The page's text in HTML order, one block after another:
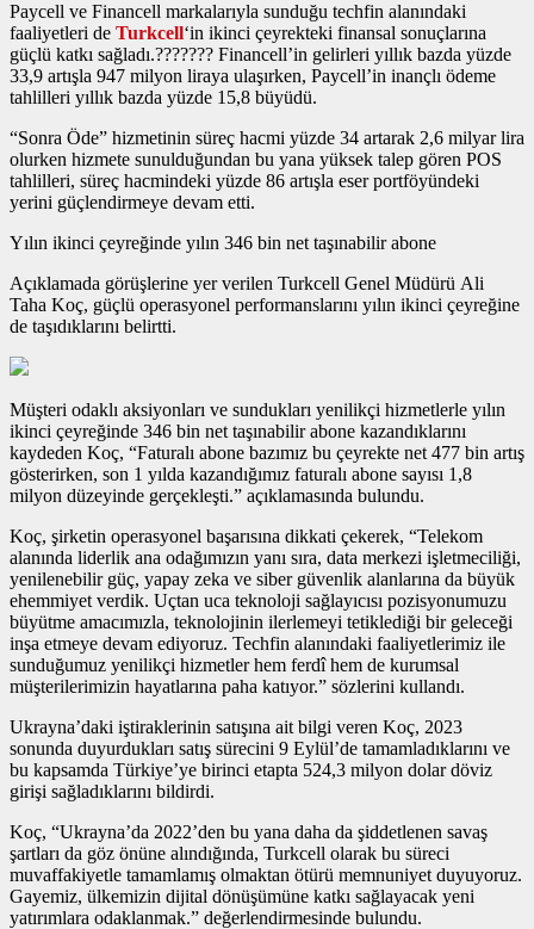
Paycell ve Financell markalarıyla sunduğu techfin alanındaki
faaliyetleri de Turkcell‘in ikinci çeyrekteki finansal sonuçlarına
güçlü katkı sağladı.??????? Financell’in gelirleri yıllık bazda yüzde
33,9 artışla 947 milyon liraya ulaşırken, Paycell’in inançlı ödeme
tahlilleri yıllık bazda yüzde 15,8 büyüdü.
“Sonra Öde” hizmetinin süreç hacmi yüzde 34 artarak 2,6 milyar lira
olurken hizmete sunulduğundan bu yana yüksek talep gören POS
tahlilleri, süreç hacmindeki yüzde 86 artışla eser portföyündeki
yerini güçlendirmeye devam etti.
Yılın ikinci çeyreğinde yılın 346 bin net taşınabilir abone
Açıklamada görüşlerine yer verilen Turkcell Genel Müdürü Ali
Taha Koç, güçlü operasyonel performanslarını yılın ikinci çeyreğine
de taşıdıklarını belirtti.
Müşteri odaklı aksiyonları ve sundukları yenilikçi hizmetlerle yılın
ikinci çeyreğinde 346 bin net taşınabilir abone kazandıklarını
kaydeden Koç, “Faturalı abone bazımız bu çeyrekte net 477 bin artış
gösterirken, son 1 yılda kazandığımız faturalı abone sayısı 1,8
milyon düzeyinde gerçekleşti.” açıklamasında bulundu.
Koç, şirketin operasyonel başarısına dikkati çekerek, “Telekom
alanında liderlik ana odağımızın yanı sıra, data merkezi işletmeciliği,
yenilenebilir güç, yapay zeka ve siber güvenlik alanlarına da büyük
ehemmiyet verdik. Uçtan uca teknoloji sağlayıcısı pozisyonumuzu
büyütme amacımızla, teknolojinin ilerlemeyi tetiklediği bir geleceği
inşa etmeye devam ediyoruz. Techfin alanındaki faaliyetlerimiz ile
sunduğumuz yenilikçi hizmetler hem ferdî hem de kurumsal
müşterilerimizin hayatlarına paha katıyor.” sözlerini kullandı.
Ukrayna’daki iştiraklerinin satışına ait bilgi veren Koç, 2023
sonunda duyurdukları satış sürecini 9 Eylül’de tamamladıklarını ve
bu kapsamda Türkiye’ye birinci etapta 524,3 milyon dolar döviz
girişi sağladıklarını bildirdi.
Koç, “Ukrayna’da 2022’den bu yana daha da şiddetlenen savaş
şartları da göz önüne alındığında, Turkcell olarak bu süreci
muvaffakiyetle tamamlamış olmaktan ötürü memnuniyet duyuyoruz.
Gayemiz, ülkemizin dijital dönüşümüne katkı sağlayacak yeni
yatırımlara odaklanmak.” değerlendirmesinde bulundu.